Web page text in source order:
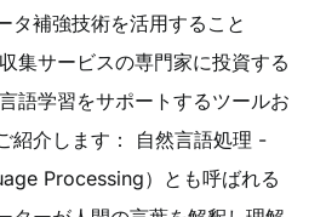
タ補強技術を活用すること
集サービスの専門家に投資する
語学習をサポートするツールお
紹介します： 自然言語処理 -
Processing）とも呼ばれる